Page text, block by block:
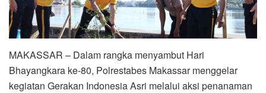
MAKASSAR – Dalam rangka menyambut Hari
Bhayangkara ke-80, Polrestabes Makassar menggelar
kegiatan Gerakan Indonesia Asri melalui aksi penanaman